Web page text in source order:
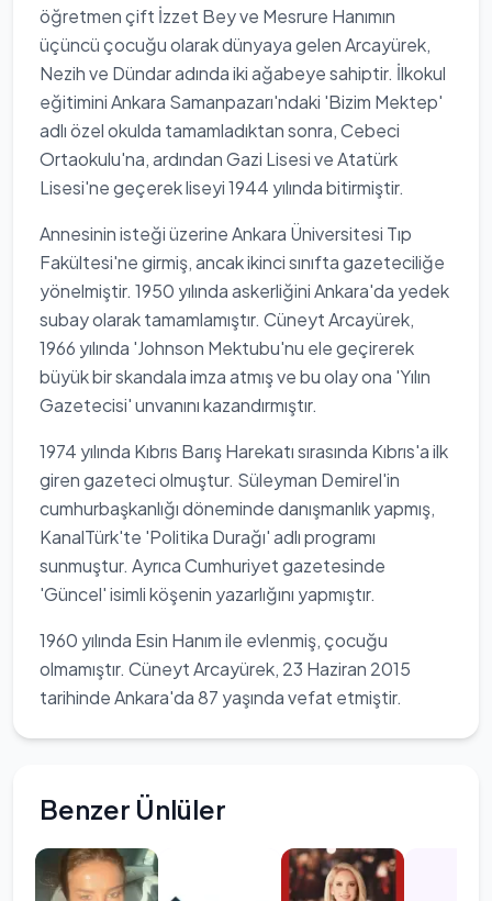
öğretmen çift İzzet Bey ve Mesrure Hanımın
üçüncü çocuğu olarak dünyaya gelen Arcayürek,
Nezih ve Dündar adında iki ağabeye sahiptir. İlkokul
eğitimini Ankara Samanpazarı'ndaki 'Bizim Mektep'
adlı özel okulda tamamladıktan sonra, Cebeci
Ortaokulu'na, ardından Gazi Lisesi ve Atatürk
Lisesi'ne geçerek liseyi 1944 yılında bitirmiştir.
Annesinin isteği üzerine Ankara Üniversitesi Tıp
Fakültesi'ne girmiş, ancak ikinci sınıfta gazeteciliğe
yönelmiştir. 1950 yılında askerliğini Ankara'da yedek
subay olarak tamamlamıştır. Cüneyt Arcayürek,
1966 yılında 'Johnson Mektubu'nu ele geçirerek
büyük bir skandala imza atmış ve bu olay ona 'Yılın
Gazetecisi' unvanını kazandırmıştır.
1974 yılında Kıbrıs Barış Harekatı sırasında Kıbrıs'a ilk
giren gazeteci olmuştur. Süleyman Demirel'in
cumhurbaşkanlığı döneminde danışmanlık yapmış,
KanalTürk'te 'Politika Durağı' adlı programı
sunmuştur. Ayrıca Cumhuriyet gazetesinde
'Güncel' isimli köşenin yazarlığını yapmıştır.
1960 yılında Esin Hanım ile evlenmiş, çocuğu
olmamıştır. Cüneyt Arcayürek, 23 Haziran 2015
tarihinde Ankara'da 87 yaşında vefat etmiştir.
Benzer Ünlüler